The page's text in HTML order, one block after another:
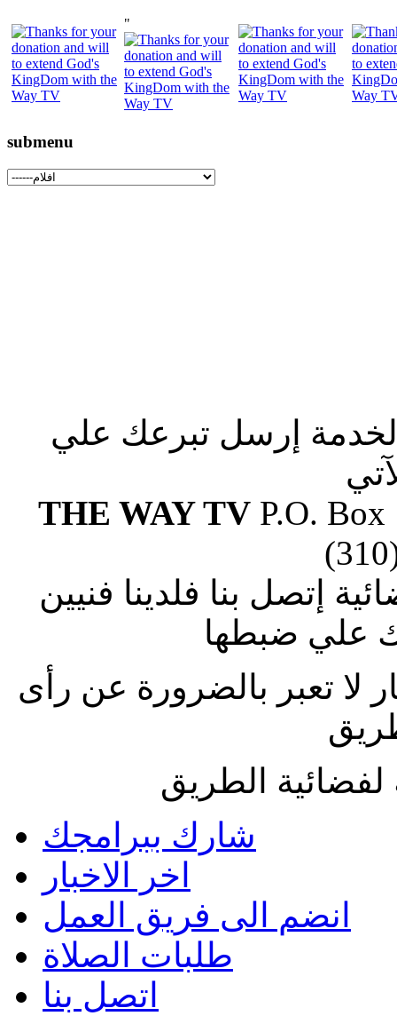
"
submenu
إرسل تبرعك علي
THE WAY TVP.O. Box
إتصل بنا فلدينا فنيين
علي ضبطها
لا تعبر بالضرورة عن رأى
الطريق
شارك ببرامجك
اخر الاخبار
انضم الى فريق العمل
طلبات الصلاة
اتصل بنا